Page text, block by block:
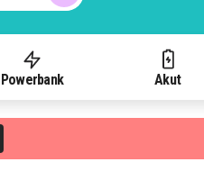
Powerbank Akut